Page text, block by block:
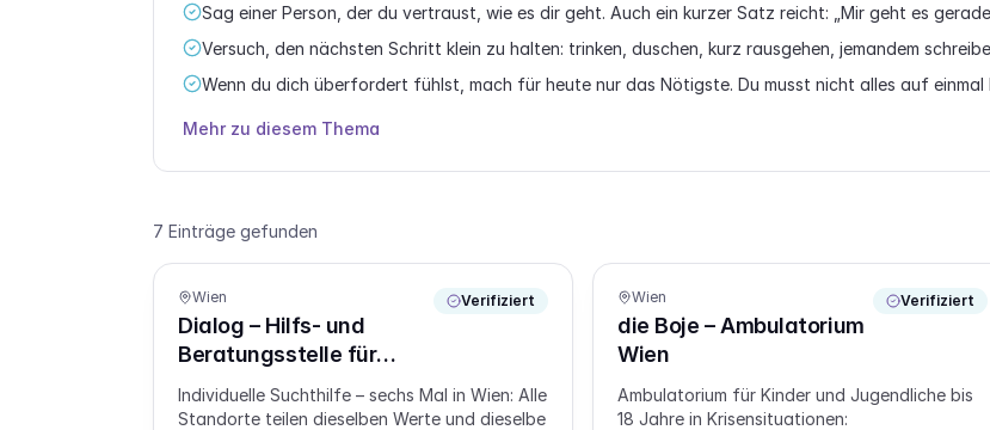
Sag einer Person, der du vertraust, wie es dir geht. Auch ein kurzer Satz reicht: „Mir geht es
Versuch, den nächsten Schritt klein zu halten: trinken, duschen, kurz rausgehen, jemandem
Wenn du dich überfordert fühlst, mach für heute nur das Nötigste. Du musst nicht alles auf einmal
Mehr zu diesem Thema
7 Einträge gefunden
Wien
Dialog – Hilfs- und
Beratungsstelle für
Suchtgefährdete
Verifiziert
Individuelle Suchthilfe – sechs Mal in Wien: Alle
Standorte teilen dieselben Werte und dieselbe
Wien
die Boje – Ambulatorium
Wien
Verifiziert
Ambulatorium für Kinder und Jugendliche bis
18 Jahre in Krisensituationen: